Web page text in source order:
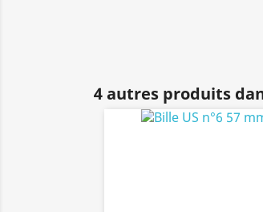
4 autres produits